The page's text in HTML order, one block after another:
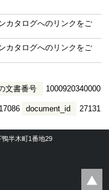
カタログへのリンクをご
カタログへのリンクをご
文書番号 1000920340000
document_id 27131
17086
半木町1番地29